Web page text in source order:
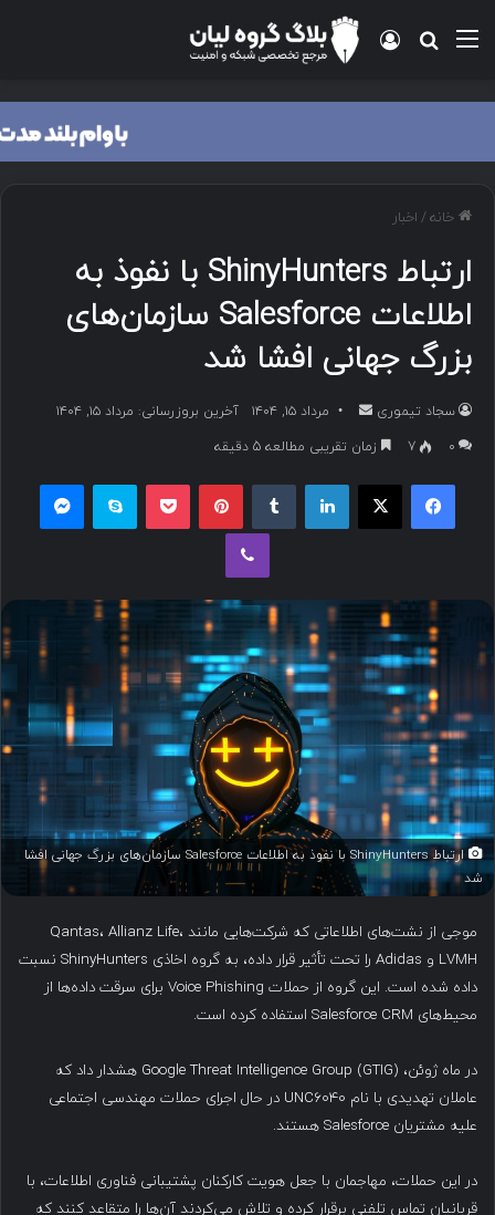
منو جستجو برای
ورود
خانه/ اخبار
ارتباط ShinyHunters با نفوذ به
اطلاعات Salesforce سازمان‌های
بزرگ جهانی افشا شد
سجاد تیموری
ا
مرداد ۱۵, ۱۴۰۴
آخرین بروزرسانی: مرداد ۱۵, ۱۴۰۴
۰
7 زمان تقریبی مطالعه 5 دقیقه
فیسبوک ایکس لینکداین پینتریست پاکت اسکایپ
وایبر
ارتباط ShinyHunters با نفوذ به اطلاعات Salesforce سازمان‌های بزرگ جهانی افشا
شد
موجی از نشت‌های اطلاعاتی که شرکت‌هایی مانند Qantas، Allianz Life،
LVMH و Adidas را تحت تأثیر قرار داده، به گروه اخاذی ShinyHunters نسبت
داده شده است. این گروه از حملات Voice Phishing برای سرقت داده‌ها از
محیط‌های Salesforce CRM استفاده کرده است.
در ماه ژوئن، Google Threat Intelligence Group (GTIG) هشدار داد که
عاملان تهدیدی با نام UNC6040 در حال اجرای حملات مهندسی اجتماعی
علیه مشتریان Salesforce هستند.
در این حملات، مهاجمان با جعل هویت کارکنان پشتیبانی فناوری اطلاعات، با
قربانیان تماس تلفنی برقرار کرده و تلاش می‌کردند آن‌ها را متقاعد کنند که